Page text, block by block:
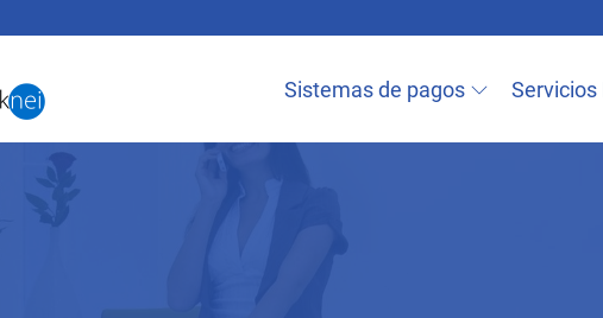
al
principal
Sistemas de pagos Servicios